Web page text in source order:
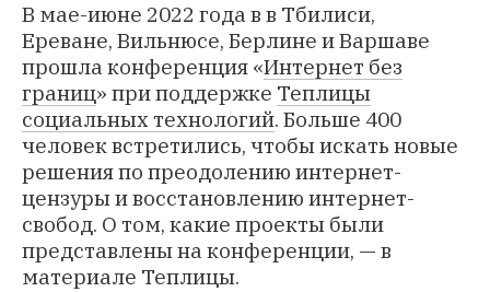
В мае-июне 2022 года в в Тбилиси,
Ереване, Вильнюсе, Берлине и Варшаве
прошла конференция «Интернет без
границ» при поддержке Теплицы
социальных технологий. Больше 400
человек встретились, чтобы искать новые
решения по преодолению интернет-
цензуры и восстановлению интернет-
свобод. О том, какие проекты были
представлены на конференции, — в
материале Теплицы.